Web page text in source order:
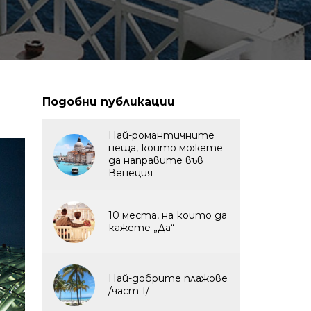
Подобни публикации
Най-романтичните
неща, които можете
да направите във
Венеция
10 места, на които да
кажете „Да“
Най-добрите плажове
/част 1/